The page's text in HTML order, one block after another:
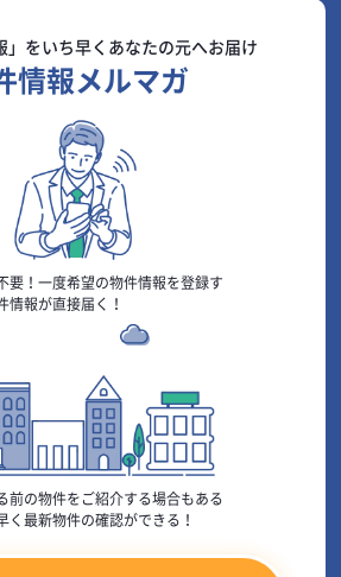
」をいち早く あなたの元へお届け
情報メルマガ
要！ 一度希望の物件情報を登録す
情報が直接届く！
前の物件をご紹介する場合もある
く最新物件の確認ができる！